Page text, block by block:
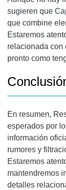
sugieren que
que combine
Estaremos
relacionada con
pronto como
En resumen,
esperados por
información
rumores y
Estaremos
mantendremos
detalles